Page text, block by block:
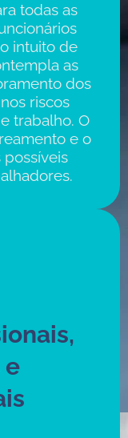
todas as
intuito de
as
dos
riscos
trabalho. O
e o
e